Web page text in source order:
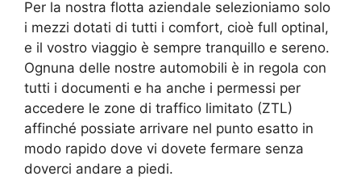
Per la nostra flotta aziendale selezioniamo solo
i mezzi dotati di tutti i comfort, cioè full optinal,
e il vostro viaggio è sempre tranquillo e sereno.
Ognuna delle nostre automobili è in regola con
tutti i documenti e ha anche i permessi per
accedere le zone di traffico limitato (ZTL)
affinché possiate arrivare nel punto esatto in
modo rapido dove vi dovete fermare senza
doverci andare a piedi.